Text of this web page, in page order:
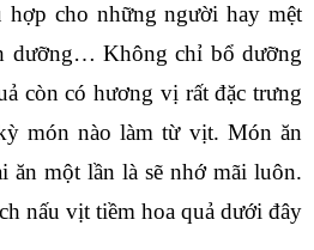
hợp cho những người hay mệt
dưỡng… Không chỉ bổ dưỡng
còn có hương vị rất đặc trưng
món nào làm từ vịt. Món ăn
ăn một lần là sẽ nhớ mãi luôn.
nấu vịt tiềm hoa quả dưới đây